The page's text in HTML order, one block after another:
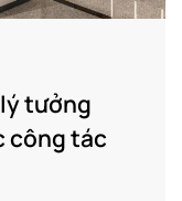
tưởng
công tác